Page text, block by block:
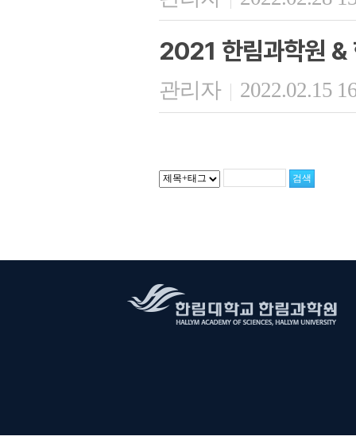
2021 한림과학원 &
관리자 | 2022.02.15